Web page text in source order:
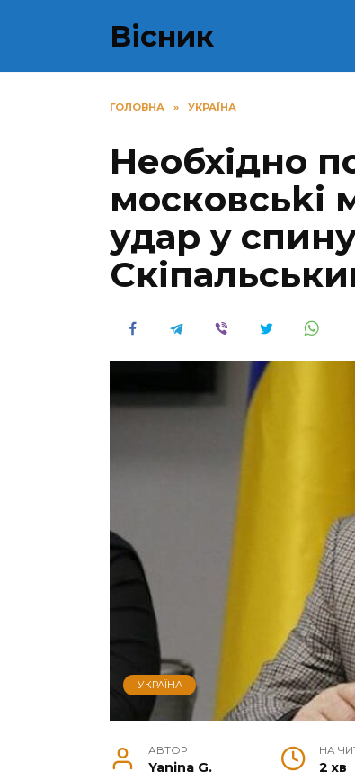
Вісник
ГОЛОВНА » УКРАЇНА
Необхідно
мoскoвсьki
удар y
УКРАЇНА
АВТОР
Yanina G.
НА
2 хв